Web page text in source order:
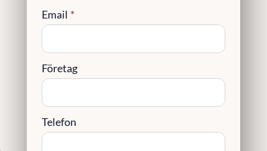
Email *
Företag
Telefon